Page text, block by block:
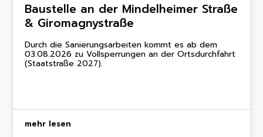
Baustelle an der Mindelheimer Straße
& Giromagnystraße
Durch die Sanierungsarbeiten kommt es ab dem
03.08.2026 zu Vollsperrungen an der Ortsdurchfahrt
(Staatstraße 2027).
mehr lesen